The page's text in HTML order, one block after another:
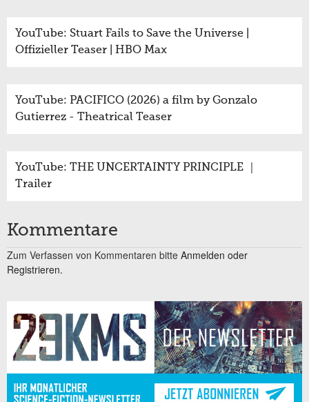
YouTube: Stuart Fails to Save the Universe |
Offizieller Teaser | HBO Max
YouTube: PACIFICO (2026) a film by Gonzalo
Gutierrez - Theatrical Teaser
YouTube: THE UNCERTAINTY PRINCIPLE ｜
Trailer
Kommentare
Zum Verfassen von Kommentaren bitte Anmelden oder
Registrieren.